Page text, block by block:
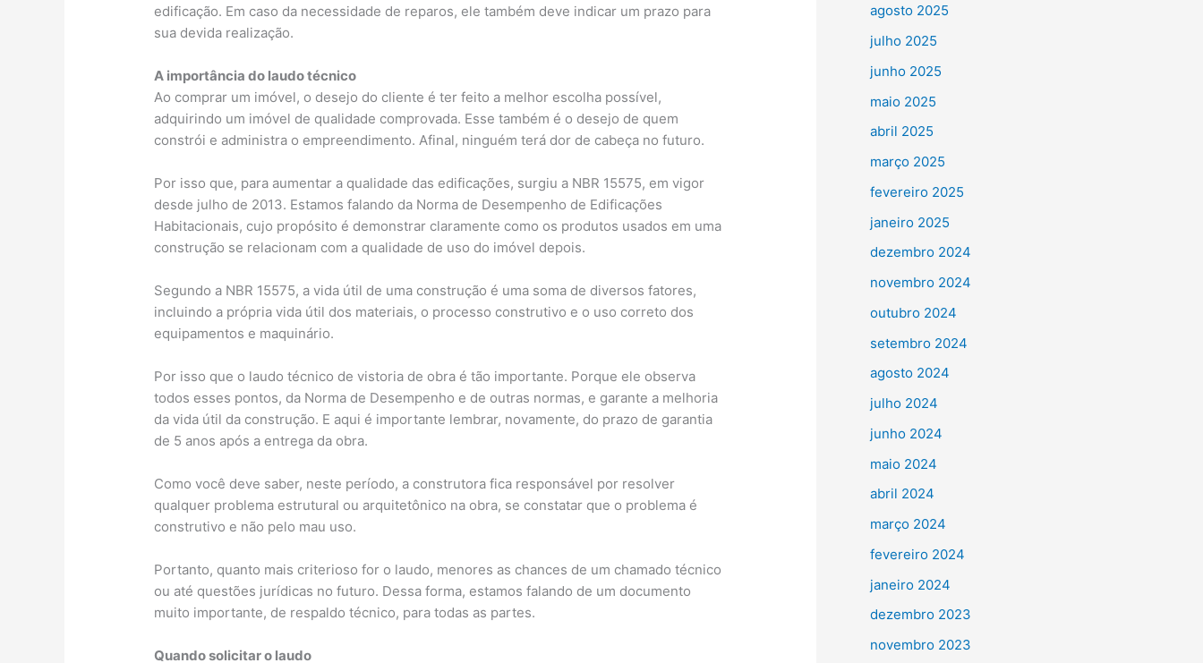
edificação. Em caso da necessidade de reparos, ele também deve indicar um prazo para
sua devida realização.
A importância do laudo técnico
Ao comprar um imóvel, o desejo do cliente é ter feito a melhor escolha possível,
adquirindo um imóvel de qualidade comprovada. Esse também é o desejo de quem
constrói e administra o empreendimento. Afinal, ninguém terá dor de cabeça no futuro.
Por isso que, para aumentar a qualidade das edificações, surgiu a NBR 15575, em vigor
desde julho de 2013. Estamos falando da Norma de Desempenho de Edificações
Habitacionais, cujo propósito é demonstrar claramente como os produtos usados em uma
construção se relacionam com a qualidade de uso do imóvel depois.
Segundo a NBR 15575, a vida útil de uma construção é uma soma de diversos fatores,
incluindo a própria vida útil dos materiais, o processo construtivo e o uso correto dos
equipamentos e maquinário.
Por isso que o laudo técnico de vistoria de obra é tão importante. Porque ele observa
todos esses pontos, da Norma de Desempenho e de outras normas, e garante a melhoria
da vida útil da construção. E aqui é importante lembrar, novamente, do prazo de garantia
de 5 anos após a entrega da obra.
Como você deve saber, neste período, a construtora fica responsável por resolver
qualquer problema estrutural ou arquitetônico na obra, se constatar que o problema é
construtivo e não pelo mau uso.
Portanto, quanto mais criterioso for o laudo, menores as chances de um chamado técnico
ou até questões jurídicas no futuro. Dessa forma, estamos falando de um documento
muito importante, de respaldo técnico, para todas as partes.
Quando solicitar o laudo
agosto 2025
julho 2025
junho 2025
maio 2025
abril 2025
março 2025
fevereiro 2025
janeiro 2025
dezembro 2024
novembro 2024
outubro 2024
setembro 2024
agosto 2024
julho 2024
junho 2024
maio 2024
abril 2024
março 2024
fevereiro 2024
janeiro 2024
dezembro 2023
novembro 2023